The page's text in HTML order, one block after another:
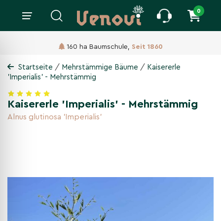
0
160 ha Baumschule, Seit 1860
Startseite / Mehrstämmige Bäume / Kaisererle
'Imperialis' - Mehrstämmig
Kaisererle 'Imperialis' - Mehrstämmig
Alnus glutinosa 'Imperialis'